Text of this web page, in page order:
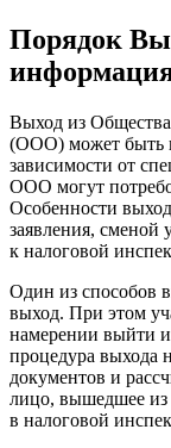
Порядок
Выход из
(ООО) может быть
зависимости от
ООО могут
Особенности
заявления, сменой
к налоговой
Один из способов
выход. При этом
намерении выйти
процедура выхода
документов и
лицо, вышедшее из
в налоговой